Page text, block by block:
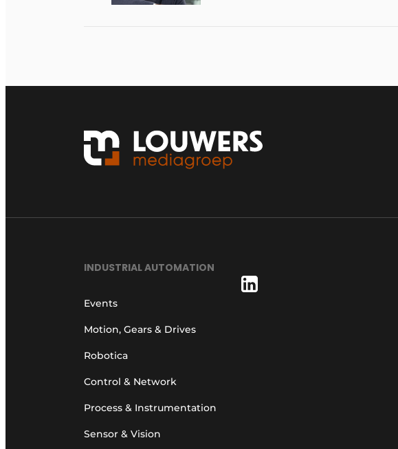
INDUSTRIAL AUTOMATION
Events
Motion, Gears & Drives
Robotica
Control & Network
Process & Instrumentation
Sensor & Vision